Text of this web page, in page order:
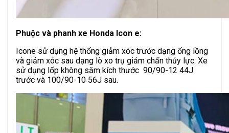
Phuộc và phanh xe Honda Icon e:
Icone sử dụng hệ thống giảm xóc trước dạng ống lồng
và giảm xóc sau dạng lò xo trụ giảm chấn thủy lực. Xe
sử dụng lốp không săm kích thước 90/90-12 44J
trước và 100/90-10 56J sau.